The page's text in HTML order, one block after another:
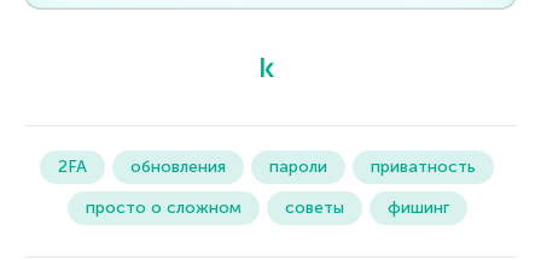
2FA обновления пароли
приватность
просто о сложном
советы фишинг